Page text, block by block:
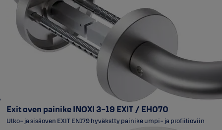
Exit oven painike INOXI 3-19 EXIT / EH070
Ulko- ja sisäoven EXIT EN179 hyväkstty painike umpi- ja profiilioviin